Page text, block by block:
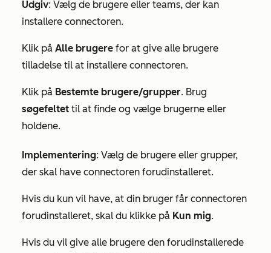
Udgiv: Vælg de brugere eller teams, der kan
installere connectoren.
Klik på Alle brugere for at give alle brugere
tilladelse til at installere connectoren.
Klik på Bestemte brugere/grupper. Brug
søgefeltet til at finde og vælge brugerne eller
holdene.
Implementering: Vælg de brugere eller grupper,
der skal have connectoren forudinstalleret.
Hvis du kun vil have, at din bruger får connectoren
forudinstalleret, skal du klikke på Kun mig.
Hvis du vil give alle brugere den forudinstallerede